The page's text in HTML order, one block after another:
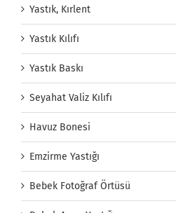
Yastık, Kırlent
Yastık Kılıfı
Yastık Baskı
Seyahat Valiz Kılıfı
Havuz Bonesi
Emzirme Yastığı
Bebek Fotoğraf Örtüsü